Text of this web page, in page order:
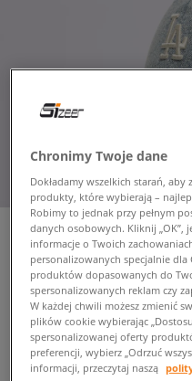
NEW ERA CZAPKA WMNS
ACID DENIM 920 LA
LOS ANGELES DO
damskie, czapki z daszkiem
Chronimy Twoje dane
Dokładamy wszelkich starań,
produkty, które wybierają –
Robimy to jednak przy pełnym
danych osobowych. Kliknij „OK”,
informacje o Twoich
personalizowanych specjalnie
produktów dopasowanych do
spersonalizowanych reklam czy
W każdej chwili możesz zmienić
plików cookie wybierając
spersonalizowanej oferty
preferencji, wybierz „Odrzuć
informacji, przeczytaj naszą